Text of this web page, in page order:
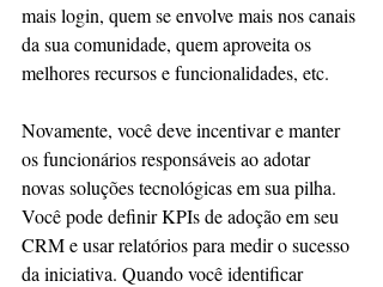
mais login, quem se envolve mais nos canais
da sua comunidade, quem aproveita os
melhores recursos e funcionalidades, etc.
Novamente, você deve incentivar e manter
os funcionários responsáveis ao adotar
novas soluções tecnológicas em sua pilha.
Você pode definir KPIs de adoção em seu
CRM e usar relatórios para medir o sucesso
da iniciativa. Quando você identificar